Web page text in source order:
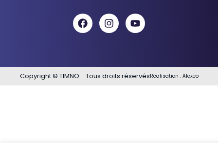
Copyright © TIMNO - Tous droits réservésRéalisation : Alexeo